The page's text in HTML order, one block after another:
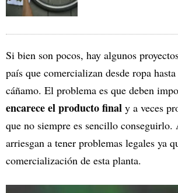
Si bien son pocos, hay algunos
país que comercializan desde ropa
cáñamo. El problema es que deben
encarece el producto final y a veces
que no siempre es sencillo conseguirlo.
arriesgan a tener problemas legales ya
comercialización de esta planta.